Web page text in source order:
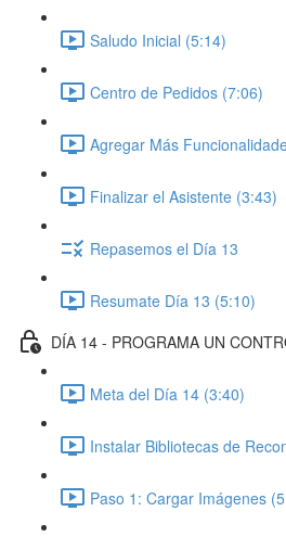
Saludo Inicial (5:14)
Centro de Pedidos (7:06)
Agregar Más
Finalizar el Asistente (3:43)
Repasemos el Día 13
Resumate Día 13 (5:10)
DÍA 14 - PROGRAMA UN
Meta del Día 14 (3:40)
Instalar Bibliotecas de
Paso 1: Cargar Imágenes